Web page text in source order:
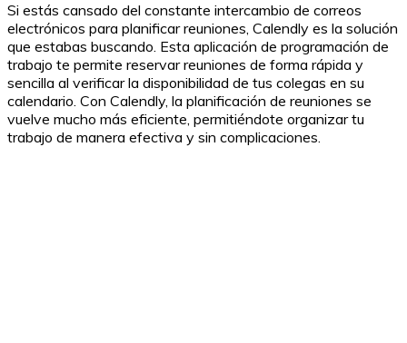
Si estás cansado del constante intercambio de correos
electrónicos para planificar reuniones, Calendly es la solución
que estabas buscando. Esta aplicación de programación de
trabajo te permite reservar reuniones de forma rápida y
sencilla al verificar la disponibilidad de tus colegas en su
calendario. Con Calendly, la planificación de reuniones se
vuelve mucho más eficiente, permitiéndote organizar tu
trabajo de manera efectiva y sin complicaciones.